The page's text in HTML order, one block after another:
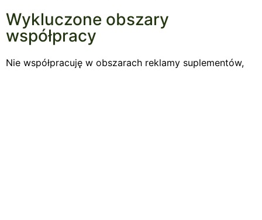
Wykluczone obszary
współpracy
Nie współpracuję w obszarach reklamy suplementów,